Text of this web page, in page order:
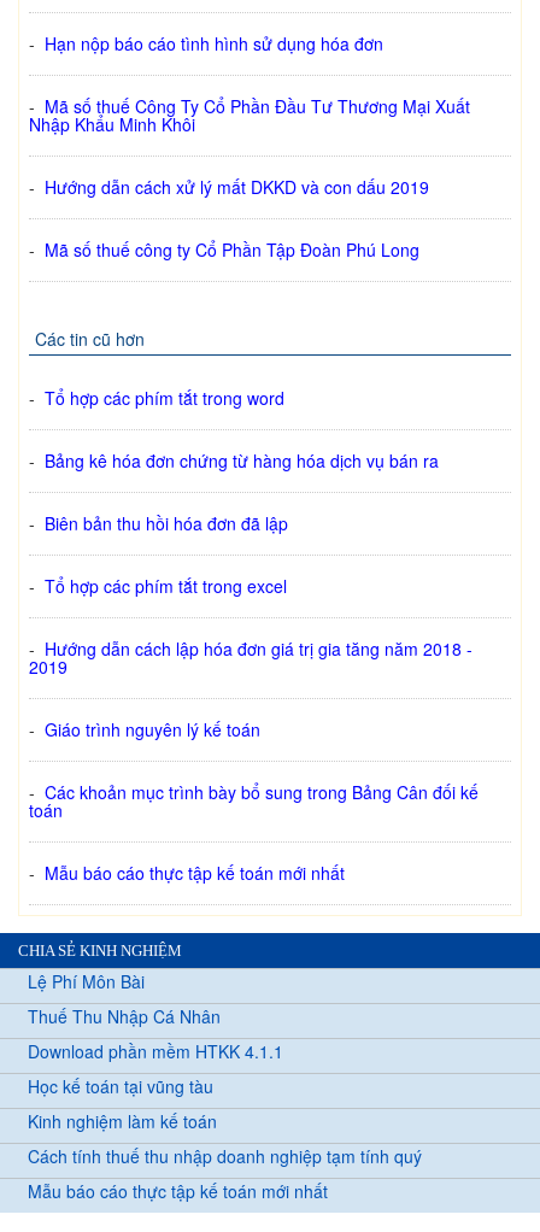
- Hạn nộp báo cáo tình hình sử dụng hóa đơn
- Mã số thuế Công Ty Cổ Phần Đầu Tư Thương Mại Xuất
Nhập Khẩu Minh Khôi
- Hướng dẫn cách xử lý mất DKKD và con dấu 2019
- Mã số thuế công ty Cổ Phần Tập Đoàn Phú Long
Các tin cũ hơn
- Tổ hợp các phím tắt trong word
- Bảng kê hóa đơn chứng từ hàng hóa dịch vụ bán ra
- Biên bản thu hồi hóa đơn đã lập
- Tổ hợp các phím tắt trong excel
- Hướng dẫn cách lập hóa đơn giá trị gia tăng năm 2018 -
2019
- Giáo trình nguyên lý kế toán
- Các khoản mục trình bày bổ sung trong Bảng Cân đối kế
toán
- Mẫu báo cáo thực tập kế toán mới nhất
CHIA SẺ KINH NGHIỆM
Lệ Phí Môn Bài
Thuế Thu Nhập Cá Nhân
Download phần mềm HTKK 4.1.1
Học kế toán tại vũng tàu
Kinh nghiệm làm kế toán
Cách tính thuế thu nhập doanh nghiệp tạm tính quý
Mẫu báo cáo thực tập kế toán mới nhất